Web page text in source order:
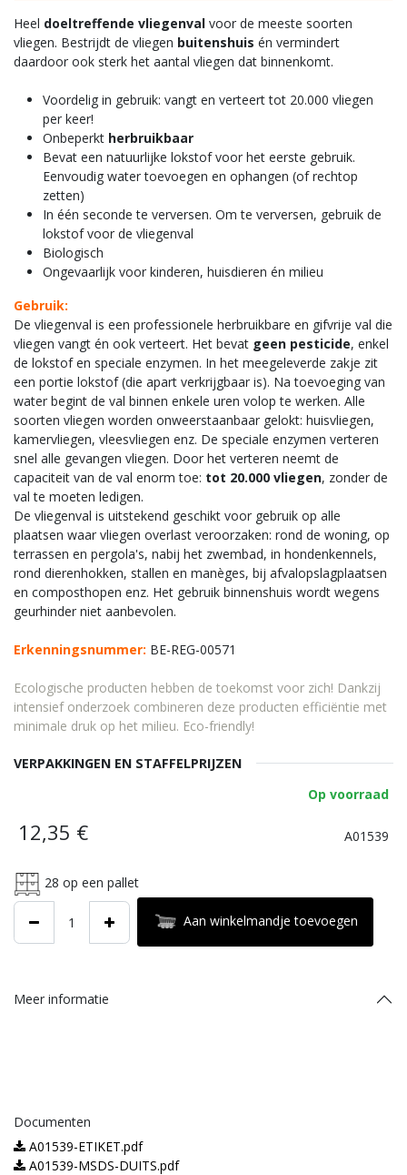
Heel doeltreffende vliegenval voor de meeste soorten
vliegen. Bestrijdt de vliegen buitenshuis én vermindert
daardoor ook sterk het aantal vliegen dat binnenkomt.
Voordelig in gebruik: vangt en verteert tot 20.000 vliegen
per keer!
Onbeperkt herbruikbaar
Bevat een natuurlijke lokstof voor het eerste gebruik.
Eenvoudig water toevoegen en ophangen (of rechtop
zetten)
In één seconde te verversen. Om te verversen, gebruik de
lokstof voor de vliegenval
Biologisch
Ongevaarlijk voor kinderen, huisdieren én milieu
Gebruik:
De vliegenval is een professionele herbruikbare en gifvrije val die
vliegen vangt én ook verteert. Het bevat geen pesticide, enkel
de lokstof en speciale enzymen. In het meegeleverde zakje zit
een portie lokstof (die apart verkrijgbaar is). Na toevoeging van
water begint de val binnen enkele uren volop te werken. Alle
soorten vliegen worden onweerstaanbaar gelokt: huisvliegen,
kamervliegen, vleesvliegen enz. De speciale enzymen verteren
snel alle gevangen vliegen. Door het verteren neemt de
capaciteit van de val enorm toe: tot 20.000 vliegen, zonder de
val te moeten ledigen.
De vliegenval is uitstekend geschikt voor gebruik op alle
plaatsen waar vliegen overlast veroorzaken: rond de woning, op
terrassen en pergola's, nabij het zwembad, in hondenkennels,
rond dierenhokken, stallen en manèges, bij afvalopslagplaatsen
en composthopen enz. Het gebruik binnenshuis wordt wegens
geurhinder niet aanbevolen.
Erkenningsnummer: BE-REG-00571
Ecologische producten hebben de toekomst voor zich! Dankzij
intensief onderzoek combineren deze producten efficiëntie met
minimale druk op het milieu. Eco-friendly!
VERPAKKINGEN EN STAFFELPRIJZEN
Op voorraad
12,35 € A01539
28 op een pallet
Aan winkelmandje toevoegen
Meer informatie
Documenten
A01539-ETIKET.pdf
A01539-MSDS-DUITS.pdf